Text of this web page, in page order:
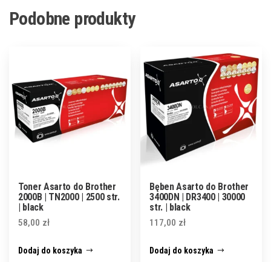
Podobne produkty
Toner Asarto do Brother
2000B | TN2000 | 2500 str.
| black
58,00 zł
Dodaj do koszyka
Bęben Asarto do Brother
3400DN | DR3400 | 30000
str. | black
117,00 zł
Dodaj do koszyka